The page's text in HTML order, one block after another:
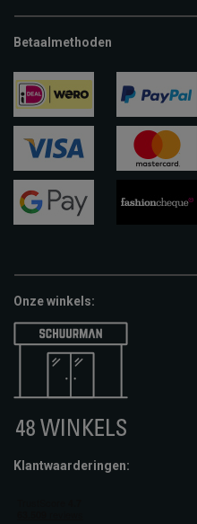
Betaalmethoden
ideal paypal
visa
Onze winkels:
Klantwaarderingen: